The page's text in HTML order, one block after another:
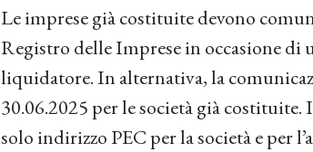
Le imprese già costituite devono
Registro delle Imprese in occasione
liquidatore. In alternativa, la
30.06.2025 per le società già
solo indirizzo PEC per la società e per